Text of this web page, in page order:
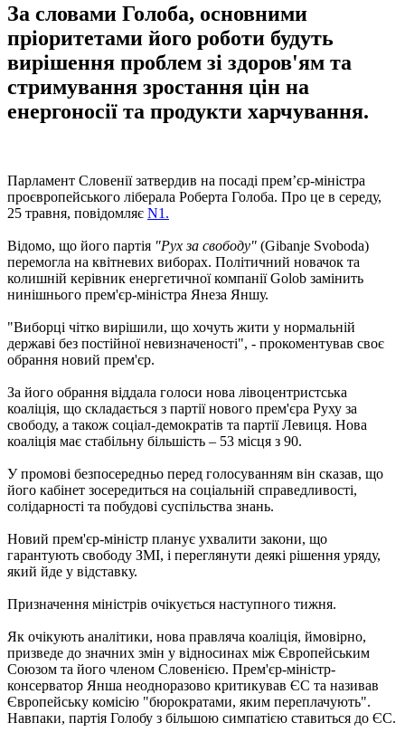
За словами Голоба, основними
пріоритетами його роботи будуть
вирішення проблем зі здоров'ям та
стримування зростання цін на
енергоносії та продукти харчування.
Парламент Словенії затвердив на посаді прем’єр-міністра
проєвропейського ліберала Роберта Голоба. Про це в середу,
25 травня, повідомляє N1.
Відомо, що його партія "Рух за свободу" (Gibanje Svoboda)
перемогла на квітневих виборах. Політичний новачок та
колишній керівник енергетичної компанії Golob замінить
нинішнього прем'єр-міністра Янеза Яншу.
"Виборці чітко вирішили, що хочуть жити у нормальній
державі без постійної невизначеності", - прокоментував своє
обрання новий прем'єр.
За його обрання віддала голоси нова лівоцентристська
коаліція, що складається з партії нового прем'єра Руху за
свободу, а також соціал-демократів та партії Левиця. Нова
коаліція має стабільну більшість – 53 місця з 90.
У промові безпосередньо перед голосуванням він сказав, що
його кабінет зосередиться на соціальній справедливості,
солідарності та побудові суспільства знань.
Новий прем'єр-міністр планує ухвалити закони, що
гарантують свободу ЗМІ, і переглянути деякі рішення уряду,
який йде у відставку.
Призначення міністрів очікується наступного тижня.
Як очікують аналітики, нова правляча коаліція, ймовірно,
призведе до значних змін у відносинах між Європейським
Союзом та його членом Словенією. Прем'єр-міністр-
консерватор Янша неодноразово критикував ЄС та називав
Європейську комісію "бюрократами, яким переплачують".
Навпаки, партія Голобу з більшою симпатією ставиться до ЄС.